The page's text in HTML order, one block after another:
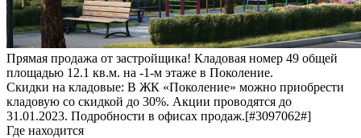
Прямая продажа от застройщика! Кладовая номер 49 общей
площадью 12.1 кв.м. на -1-м этаже в Поколение.
Скидки на кладовые: В ЖК «Поколение» можно приобрести
кладовую со скидкой до 30%. Акции проводятся до
31.01.2023. Подробности в офисах продаж.[#3097062#]
Где находится